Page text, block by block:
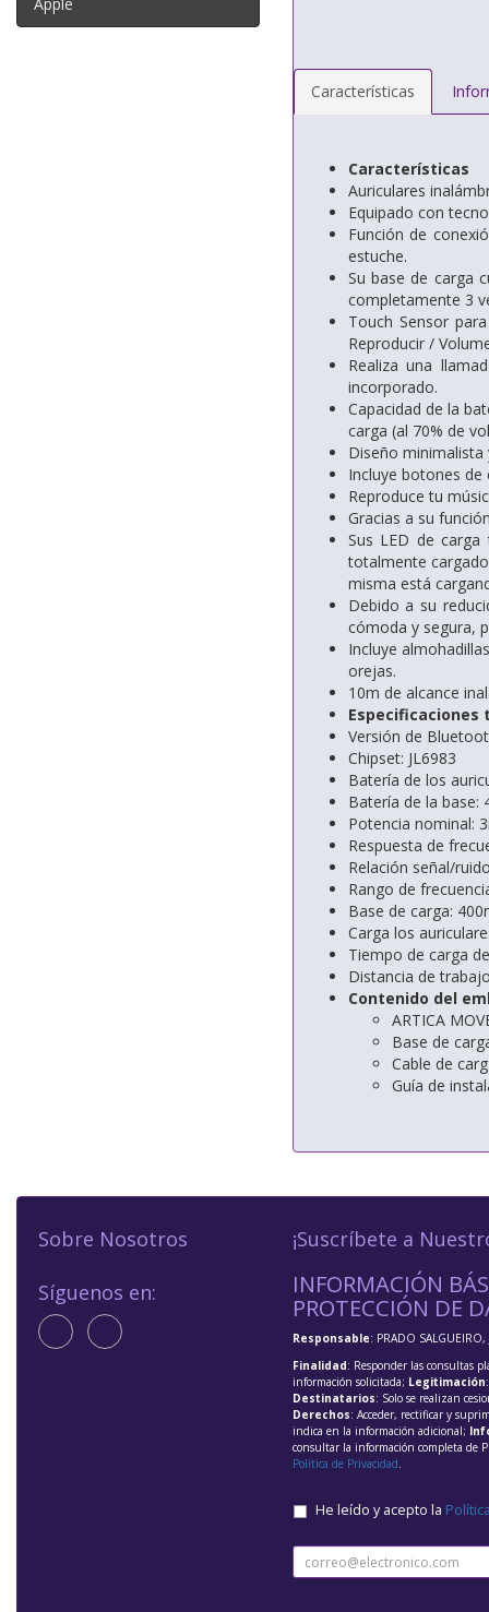
Características
Características
Auriculares
Equipado con
Función de
estuche.
Su base de carga
completamente 3
Touch Sensor
Reproducir /
Realiza una
incorporado.
Capacidad de la
carga (al 70% de
Diseño
Incluye botones
Reproduce tu
Gracias a su
Sus LED de
totalmente
misma está
Debido a su
cómoda y segura,
Incluye
orejas.
10m de alcance
Especificaciones
Versión de
Chipset: JL6983
Batería de los
Batería de la base:
Potencia nominal:
Respuesta de
Relación señal/
Rango de
Base de carga:
Carga los
Tiempo de carga
Distancia de
Contenido del
ARTICA
Base de
Cable de
Guía de
Sobre Nosotros
Síguenos en:
¡Suscríbete a
INFORMACIÓN
PROTECCIÓN DE
Responsable: PRADO SALGUEIRO,
Finalidad: Responder las consultas
información solicitada; Legitimación
Destinatarios: Solo se realizan
Derechos: Acceder, rectificar y
indica en la información adicional;
consultar la información completa de
Política de Privacidad.
He leído y acepto la